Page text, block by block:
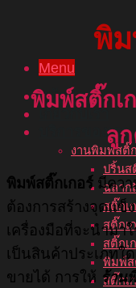
Menu
หน้าแรก
บริการของเรา
งานพิมพ์สติ๊
ปริ้นส
ฉลาก
สติ๊กเ
สติ๊กเ
สติ๊กเ
พิมพ์ส
สติ๊กเ
พิม
พิมพ์สติ๊กเ
ลู
พิมพ์สติ๊กเกอร์ มีคว
ต้องการสร้างจุดแข็
เครื่องมือที่จะนำมา
เป็นสินค้าประเภทใ
ขายได้ การให้ ร้าน